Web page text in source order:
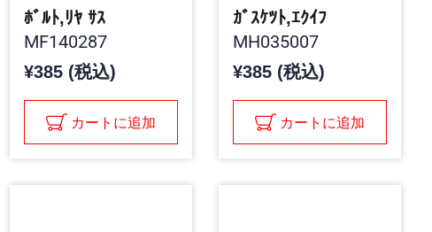
ﾎﾞﾙﾄ,ﾘﾔ ｻｽ
MF140287
¥385 (税込)
カートに追加
ｶﾞｽｹﾂﾄ,ｴｸｲﾌ
MH035007
¥385 (税込)
カートに追加